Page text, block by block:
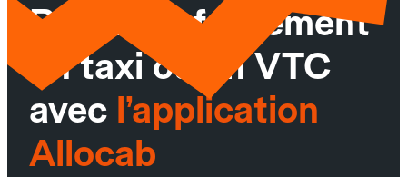
Réservez facilement
un taxi ou un VTC
avec l’application
Allocab